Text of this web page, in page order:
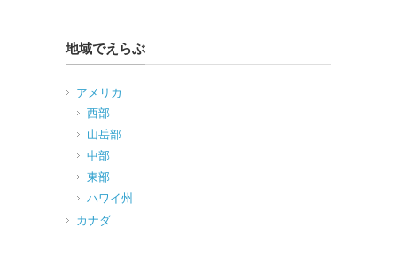
地域でえらぶ
アメリカ
西部
山岳部
中部
東部
ハワイ州
カナダ